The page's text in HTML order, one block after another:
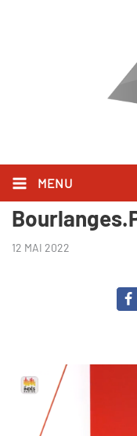
MENU
Capture
12 MAI 2022